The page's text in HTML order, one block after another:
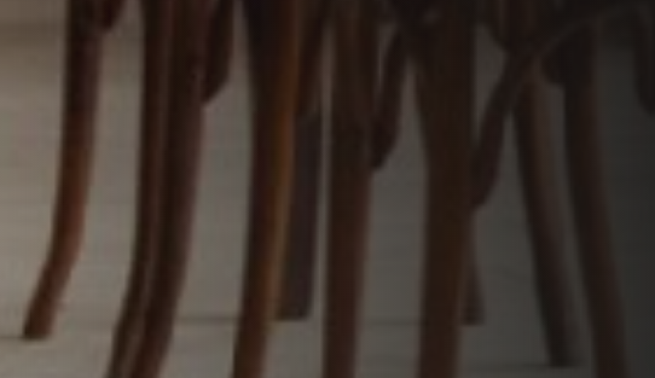
VERKLEIDUNGEN UND ZUBERHÖRTEIL FÜR STÛV